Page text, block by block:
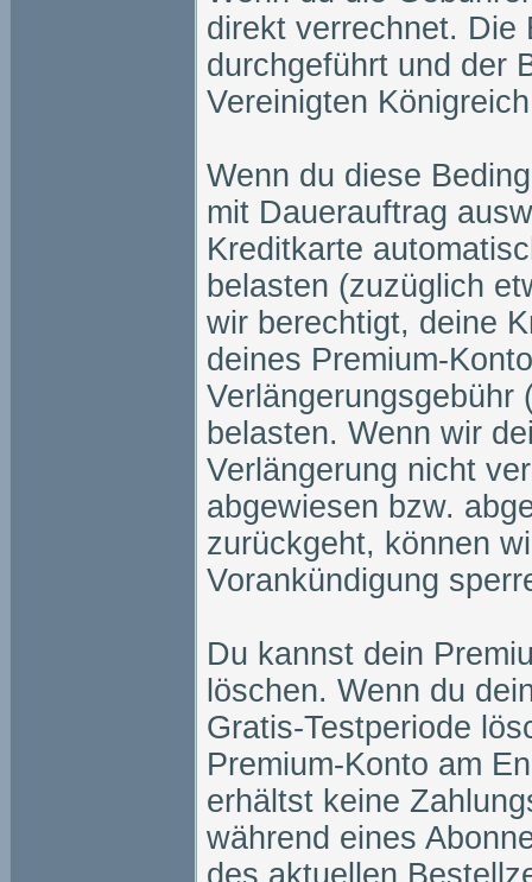
direkt verrechnet. Die
durchgeführt und der
Vereinigten
Wenn du diese
mit Dauerauftrag
Kreditkarte
belasten (zuzüglich
wir berechtigt, deine
deines Premium-
Verlängerungsgebühr
belasten. Wenn wir
Verlängerung nicht
abgewiesen bzw.
zurückgeht, können
Vorankündigung
Du kannst dein
löschen. Wenn du
Gratis-Testperiode
Premium-Konto am
erhältst keine
während eines
des aktuellen